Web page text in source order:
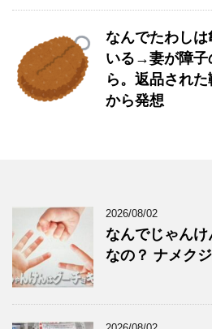
なんでたわし
いる→妻が障子
ら。返品され
から発想
2026/08/02
なんでじゃん
なの？ ナメク